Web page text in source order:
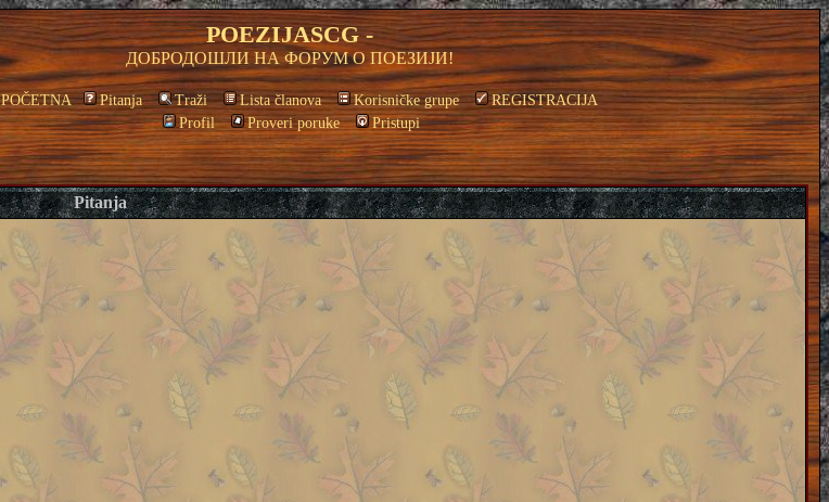
POEZIJASCG -
ДОБРОДОШЛИ НА ФОРУМ О ПОЕЗИЈИ!
POČETNA Pitanja Traži Lista članova Korisničke grupe
REGISTRACIJA
Profil
Proveri poruke Pristupi
Pitanja